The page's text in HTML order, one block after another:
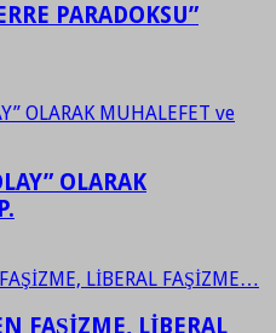
PARADOKSU”
OLARAK
FAŞİZME, LİBERAL